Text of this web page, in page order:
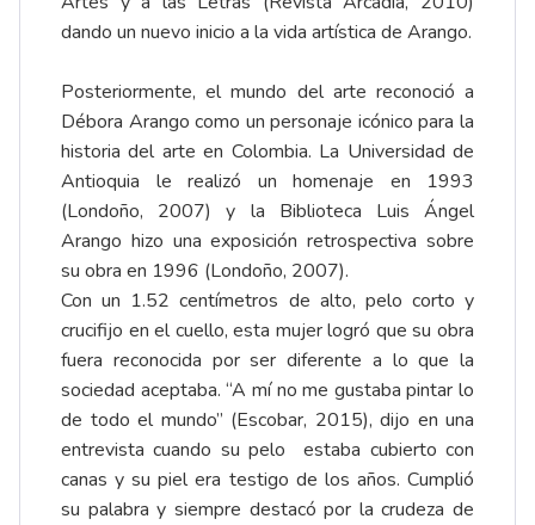
dando un nuevo inicio a la vida artística de Arango.
Posteriormente, el mundo del arte reconoció a
Débora Arango como un personaje icónico para la
historia del arte en Colombia. La Universidad de
Antioquia le realizó un homenaje en 1993
(Londoño, 2007) y la Biblioteca Luis Ángel
Arango hizo una exposición retrospectiva sobre
su obra en 1996 (Londoño, 2007).
Con un 1.52 centímetros de alto, pelo corto y
crucifijo en el cuello, esta mujer logró que su obra
fuera reconocida por ser diferente a lo que la
sociedad aceptaba. “A mí no me gustaba pintar lo
de todo el mundo” (Escobar, 2015), dijo en una
entrevista cuando su pelo estaba cubierto con
canas y su piel era testigo de los años. Cumplió
su palabra y siempre destacó por la crudeza de